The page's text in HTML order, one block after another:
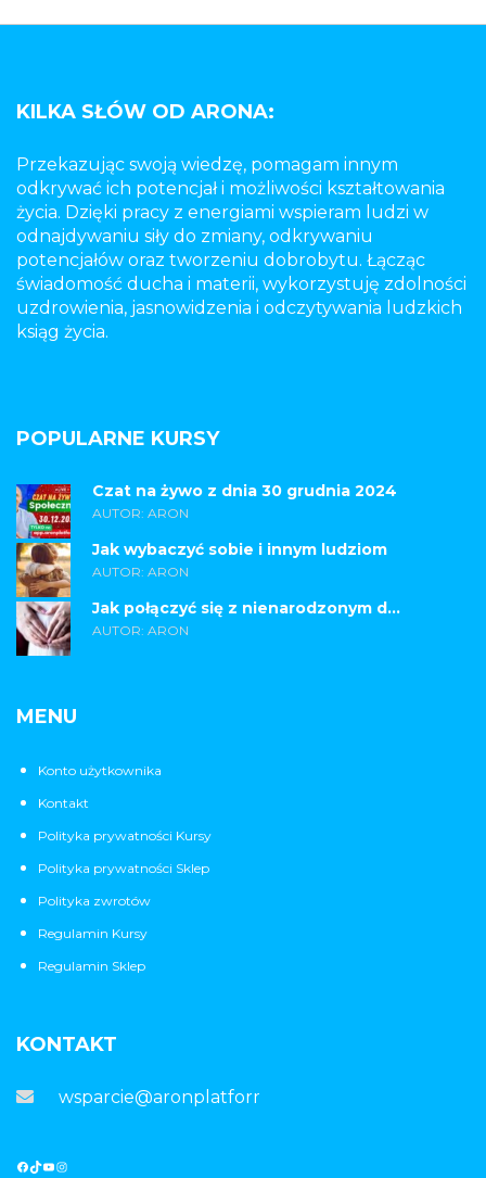
KILKA SŁÓW OD ARONA:
Przekazując swoją wiedzę, pomagam innym
odkrywać ich potencjał i możliwości kształtowania
życia. Dzięki pracy z energiami wspieram ludzi w
odnajdywaniu siły do zmiany, odkrywaniu
potencjałów oraz tworzeniu dobrobytu. Łącząc
świadomość ducha i materii, wykorzystuję zdolności
uzdrowienia, jasnowidzenia i odczytywania ludzkich
ksiąg życia.
POPULARNE KURSY
Czat na żywo z dnia 30 grudnia 2024
AUTOR: ARON
Jak wybaczyć sobie i innym ludziom
AUTOR: ARON
Jak połączyć się z nienarodzonym d...
AUTOR: ARON
MENU
Konto użytkownika
Kontakt
Polityka prywatności Kursy
Polityka prywatności Sklep
Polityka zwrotów
Regulamin Kursy
Regulamin Sklep
KONTAKT
wsparcie@aronplatforma.pl